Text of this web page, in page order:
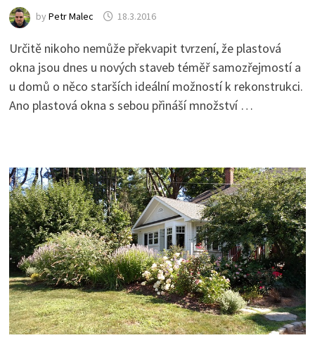
by Petr Malec 18.3.2016
Určitě nikoho nemůže překvapit tvrzení, že plastová
okna jsou dnes u nových staveb téměř samozřejmostí a
u domů o něco starších ideální možností k rekonstrukci.
Ano plastová okna s sebou přináší množství …